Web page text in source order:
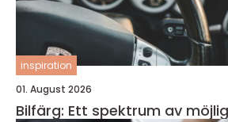
inspiration
01. August 2026
Bilfärg: Ett spektrum av